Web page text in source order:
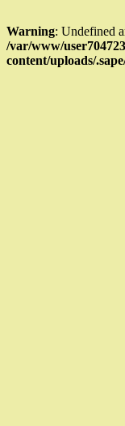
Warning: Undefined
/var/www/
content/uploads/